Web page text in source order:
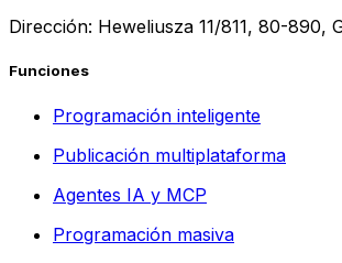
Dirección: Heweliusza 11/811, 80-890,
Funciones
Programación inteligente
Publicación multiplataforma
Agentes IA y MCP
Programación masiva